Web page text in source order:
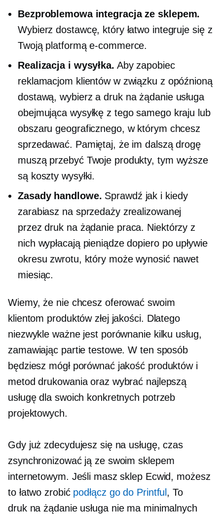
Bezproblemowa integracja ze sklepem.
Wybierz dostawcę, który łatwo integruje się z
Twoją platformą e-commerce.
Realizacja i wysyłka. Aby zapobiec
reklamacjom klientów w związku z opóźnioną
dostawą, wybierz adruk na żądanieusługa
obejmująca wysyłkę z tego samego kraju lub
obszaru geograficznego, w którym chcesz
sprzedawać. Pamiętaj, że im dalszą drogę
muszą przebyć Twoje produkty, tym wyższe
są koszty wysyłki.
Zasady handlowe. Sprawdź jak i kiedy
zarabiasz na sprzedaży zrealizowanej
przezdruk na żądaniepraca. Niektórzy z
nich wypłacają pieniądze dopiero po upływie
okresu zwrotu, który może wynosić nawet
miesiąc.
Wiemy, że nie chcesz oferować swoim
klientom produktów złej jakości. Dlatego
niezwykle ważne jest porównanie kilku usług,
zamawiając partie testowe. W ten sposób
będziesz mógł porównać jakość produktów i
metod drukowania oraz wybrać najlepszą
usługę dla swoich konkretnych potrzeb
projektowych.
Gdy już zdecydujesz się na usługę, czas
zsynchronizować ją ze swoim sklepem
internetowym. Jeśli masz sklep Ecwid, możesz
to łatwo zrobić podłącz go do Printful , To
druk na żądanieusługa nie ma minimalnych